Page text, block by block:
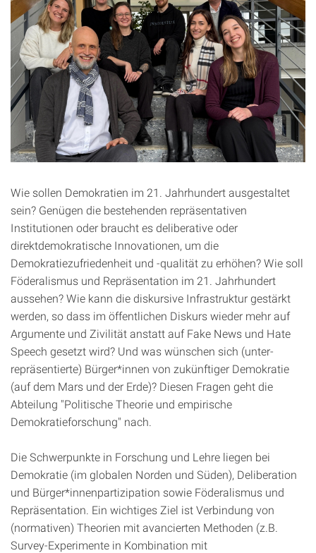
Wie sollen Demokratien im 21. Jahrhundert ausgestaltet
sein? Genügen die bestehenden repräsentativen
Institutionen oder braucht es deliberative oder
direktdemokratische Innovationen, um die
Demokratiezufriedenheit und -qualität zu erhöhen? Wie soll
Föderalismus und Repräsentation im 21. Jahrhundert
aussehen? Wie kann die diskursive Infrastruktur gestärkt
werden, so dass im öffentlichen Diskurs wieder mehr auf
Argumente und Zivilität anstatt auf Fake News und Hate
Speech gesetzt wird? Und was wünschen sich (unter-
repräsentierte) Bürger*innen von zukünftiger Demokratie
(auf dem Mars und der Erde)? Diesen Fragen geht die
Abteilung "Politische Theorie und empirische
Demokratieforschung" nach.
Die Schwerpunkte in Forschung und Lehre liegen bei
Demokratie (im globalen Norden und Süden), Deliberation
und Bürger*innenpartizipation sowie Föderalismus und
Repräsentation. Ein wichtiges Ziel ist Verbindung von
(normativen) Theorien mit avancierten Methoden (z.B.
Survey-Experimente in Kombination mit